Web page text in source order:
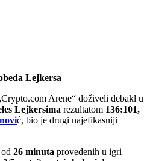
Lejkersa
Arene“ doživeli debakl u
Lejkersima rezultatom 136:101,
ć, bio je drugi najefikasniji
26 minuta provedenih u igri